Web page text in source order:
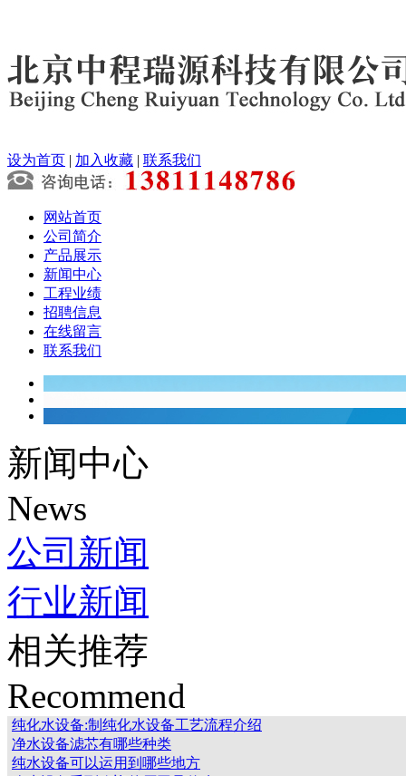
设为首页 | 加入收藏 | 联系我们
网站首页
公司简介
产品展示
新闻中心
工程业绩
招聘信息
在线留言
联系我们
新闻中心
News
公司新闻
行业新闻
相关推荐
Recommend
纯化水设备:制纯化水设备工艺流程介绍
净水设备滤芯有哪些种类
纯水设备可以运用到哪些地方